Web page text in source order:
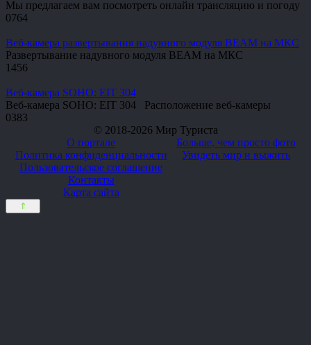
Мы предлагаем вам посмотреть онлайн трансляцию и погоду
0764
Веб-камера развертывания надувного модуля BEAM на МКС
Развертывание надувного модуля BEAM на МКС
1456
Веб-камера SOHO: EIT 304
Веб-камера SOHO: EIT 304 Расположение веб-камеры
0383
© 2018-2026 Мир Туриста
О портале
Политика конфиденциальности
Пользовательское соглашение
Контакты
Карта сайта
Больше, чем просто фото
Увидеть мир и выжить